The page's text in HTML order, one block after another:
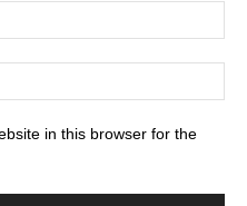
in this browser for the